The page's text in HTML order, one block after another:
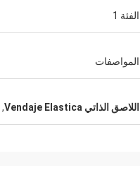
الفئة 1
المواصفات
اللاصق الذاتي Vendaje Elastica ,